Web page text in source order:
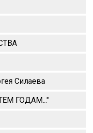
Силаева
ГОДАМ..."